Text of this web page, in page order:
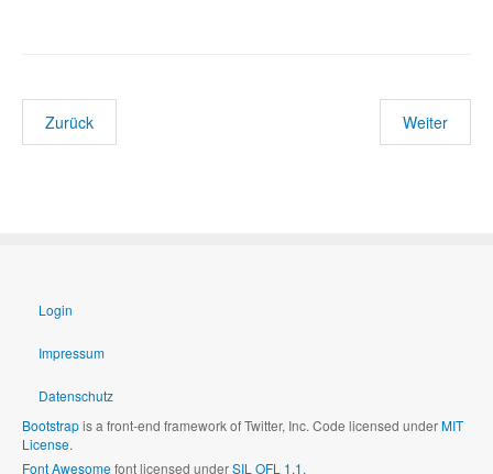
Zurück Weiter
Login
Impressum
Datenschutz
Bootstrapis a front-end framework of Twitter, Inc. Code licensed underMIT
License.
Font Awesomefont licensed underSIL OFL 1.1.